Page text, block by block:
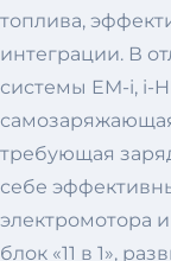
топлива,
интеграции. В
системы EM-i, i-
требующая
себе
электромотора
блок «11 в 1»,